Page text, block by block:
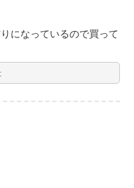
になっているので買って